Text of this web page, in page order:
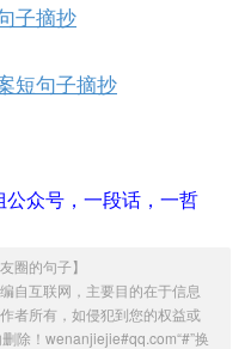
子摘抄
短句子摘抄
公众号，一段话，一哲
圈的句子】
自互联网，主要目的在于信息
者所有，如侵犯到您的权益或
除！wenanjiejie#qq.com“#”换